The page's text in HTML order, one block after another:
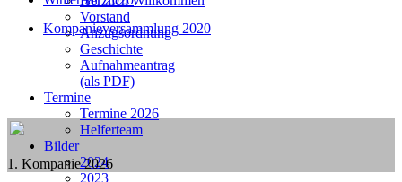
Vorstand
Anzugsordnung
Geschichte
Aufnahmeantrag
(als PDF)
Termine
Termine 2026
Helferteam
Bilder
2024
2023
Kompanieversammlung 2020
1. Kompanie 2026